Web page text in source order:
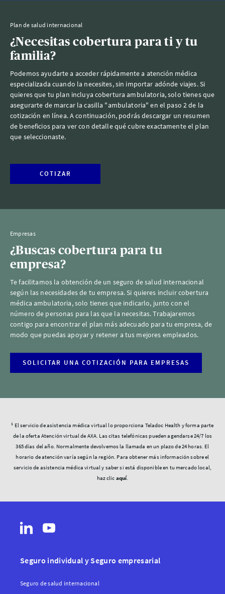
Plan de salud internacional
¿Necesitas cobertura para ti y tu
familia?
Podemos ayudarte a acceder rápidamente a atención médica
especializada cuando la necesites, sin importar adónde viajes. Si
quieres que tu plan incluya cobertura ambulatoria, solo tienes que
asegurarte de marcar la casilla "ambulatoria" en el paso 2 de la
cotización en línea. A continuación, podrás descargar un resumen
de beneficios para ver con detalle qué cubre exactamente el plan
que seleccionaste.
COTIZAR
Empresas
¿Buscas cobertura para tu
empresa?
Te facilitamos la obtención de un seguro de salud internacional
según las necesidades de tu empresa. Si quieres incluir cobertura
médica ambulatoria, solo tienes que indicarlo, junto con el
número de personas para las que la necesitas. Trabajaremos
contigo para encontrar el plan más adecuado para tu empresa, de
modo que puedas apoyar y retener a tus mejores empleados.
SOLICITAR UNA COTIZACIÓN PARA EMPRESAS
1 El servicio de asistencia médica virtual lo proporciona Teladoc Health y forma parte
de la oferta Atención virtual de AXA. Las citas telefónicas pueden agendarse 24/7 los
365 días del año. Normalmente devolvemos la llamada en un plazo de 24 horas. El
horario de atención varía según la región. Para obtener más información sobre el
servicio de asistencia médica virtual y saber si está disponible en tu mercado local,
haz clic aquí.
Seguro individual y Seguro empresarial
Seguro de salud internacional